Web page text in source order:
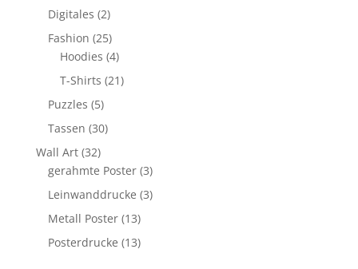
Digitales 22
Produkte
Fashion 2525
Produkte
Hoodies 44
Produkte
T-Shirts 2121
Puzzles 55
Produkte
Tassen 3030
Wall Art 3232
Produkte
gerahmte Poster 33
Produkte
Leinwanddrucke 33
Metall Poster 1313
Produkte
Posterdrucke 1313